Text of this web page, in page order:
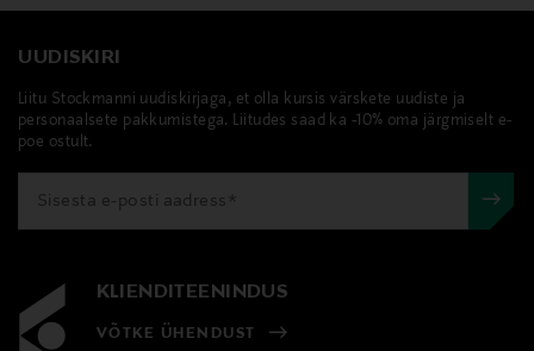
UUDISKIRI
Liitu Stockmanni uudiskirjaga, et olla kursis värskete uudiste ja
personaalsete pakkumistega. Liitudes saad ka -10% oma järgmiselt e-
poe ostult.
KLIENDITEENINDUS
VÕTKE ÜHENDUST